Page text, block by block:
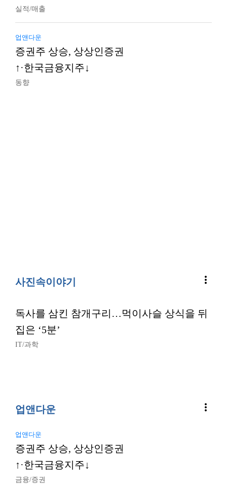
실적/매출
업앤다운
증권주 상승, 상상인증권
↑·한국금융지주↓
동향
사진속이야기 more_vert
독사를 삼킨 참개구리…먹이사슬 상식을 뒤
집은 ‘5분’
IT/과학
업앤다운 more_vert
업앤다운
증권주 상승, 상상인증권
↑·한국금융지주↓
금융/증권